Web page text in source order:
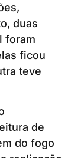
duas
foram
ficou
teve
de
do fogo